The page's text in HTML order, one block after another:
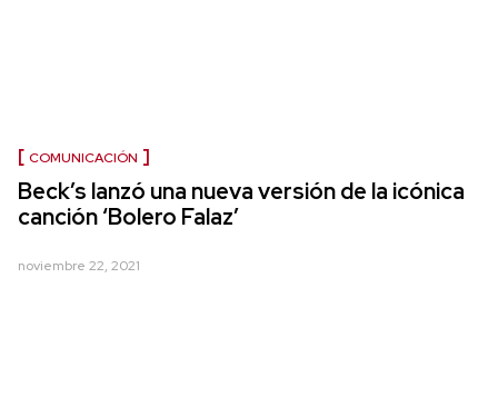
COMUNICACIÓN
Beck’s lanzó una nueva versión de la icónica
canción ‘Bolero Falaz’
noviembre 22, 2021